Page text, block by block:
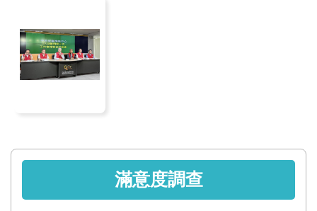
交
流
專
滿意度調查